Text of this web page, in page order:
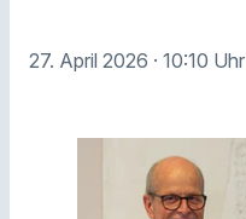
27. April 2026 · 10:10 Uhr